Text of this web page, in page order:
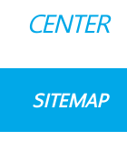
CALL
CENTER